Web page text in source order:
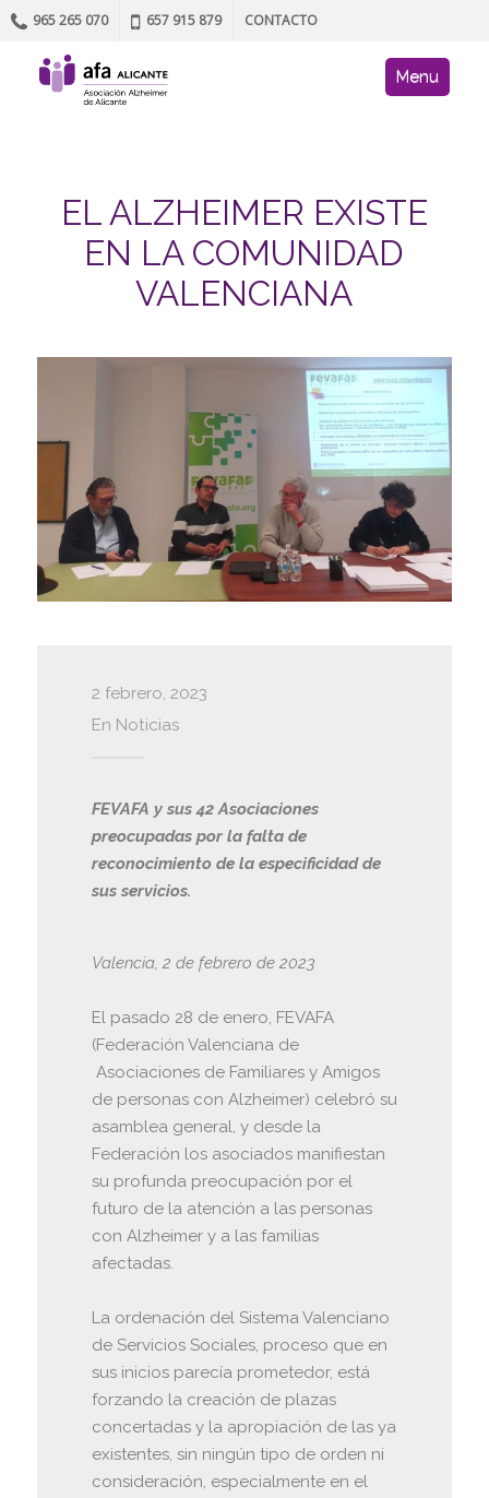
965 265 070 657 915 879 CONTACTO
AFA site
Skip to content
Menu
EL ALZHEIMER EXISTE
EN LA COMUNIDAD
VALENCIANA
2 febrero, 2023
En Noticias
FEVAFA y sus 42 Asociaciones
preocupadas por la falta de
reconocimiento de la especificidad de
sus servicios.
Valencia, 2 de febrero de 2023
El pasado 28 de enero, FEVAFA
(Federación Valenciana de
Asociaciones de Familiares y Amigos
de personas con Alzheimer) celebró su
asamblea general, y desde la
Federación los asociados manifiestan
su profunda preocupación por el
futuro de la atención a las personas
con Alzheimer y a las familias
afectadas.
La ordenación del Sistema Valenciano
de Servicios Sociales, proceso que en
sus inicios parecía prometedor, está
forzando la creación de plazas
concertadas y la apropiación de las ya
existentes, sin ningún tipo de orden ni
consideración, especialmente en el